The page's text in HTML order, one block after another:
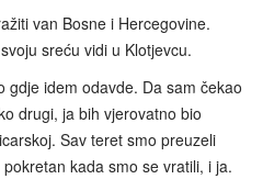
van Bosne i Hercegovine.
sreću vidi u Klotjevcu.
gdje idem odavde. Da sam čekao
drugi, ja bih vjerovatno bio
Sav teret smo preuzeli
kada smo se vratili, i ja.